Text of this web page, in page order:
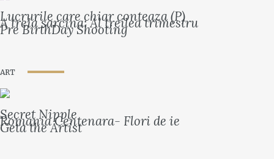
Lucrurile care chiar conteaza (P)
A treia sarcina: Al treilea trimestru
Pre BirthDay Shooting
ART
Secret Nipple
Romania Centenara- Flori de ie
Geta the Artist